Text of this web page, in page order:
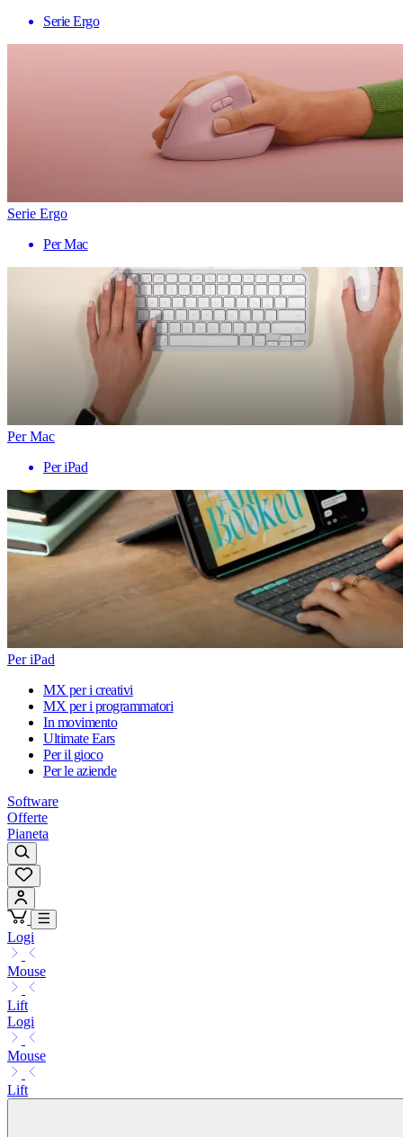
Serie Ergo
Serie Ergo
Per Mac
Per Mac
Per iPad
Per iPad
MX per i creativi
MX per i programmatori
In movimento
Ultimate Ears
Per il gioco
Per le aziende
Software
Offerte
Pianeta
Logi
Mouse
Lift
Logi
Mouse
Lift